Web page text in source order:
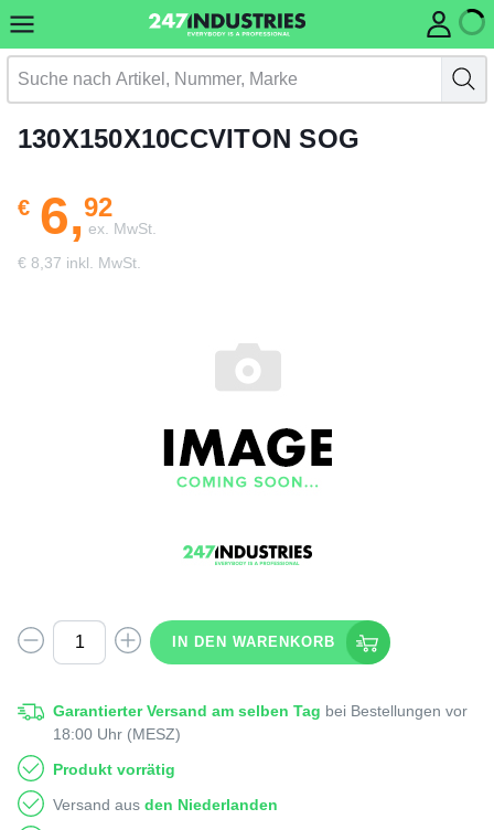
130X150X10CCVITON SOG
€6,92
ex. MwSt.
€ 8,37 inkl. MwSt.
IN DEN WARENKORB
Garantierter Versand am selben Tag bei Bestellungen vor
18:00 Uhr (MESZ)
Produkt vorrätig
Versand aus den Niederlanden